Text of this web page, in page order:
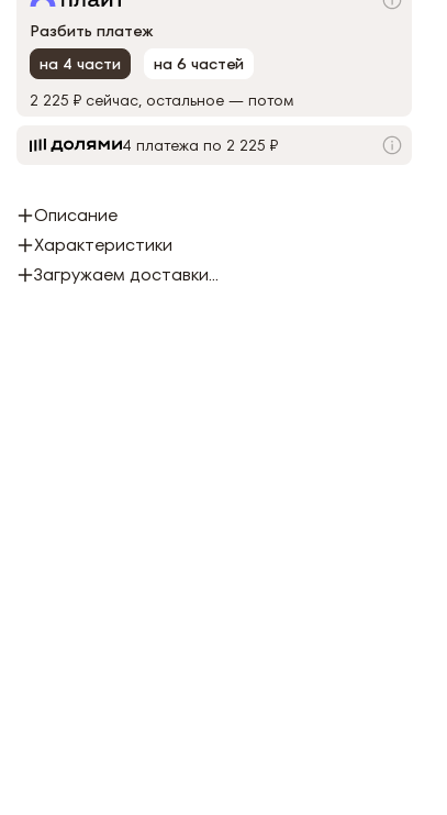
Разбить платеж
на 4 части
на 6 частей
2 225 ₽ сейчас, остальное — потом
4 платежа по 2 225 ₽
Описание
Характеристики
Загружаем доставки...